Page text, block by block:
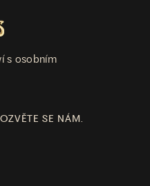
s osobním
SE NÁM.